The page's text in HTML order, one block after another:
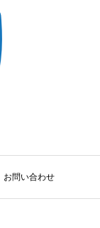
お問い合わせ